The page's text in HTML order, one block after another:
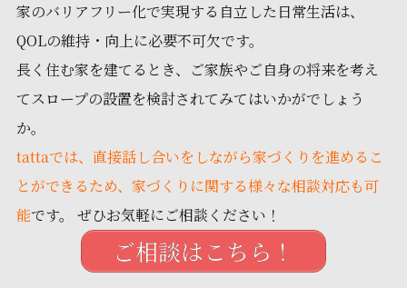
家のバリアフリー化で実現する自立した日常生活は、
QOLの維持・向上に必要不可欠です。
長く住む家を建てるとき、ご家族やご自身の将来を考え
てスロープの設置を検討されてみてはいかがでしょう
か。
tattaでは、直接話し合いをしながら家づくりを進めるこ
とができるため、家づくりに関する様々な相談対応も可
能です。 ぜひお気軽にご相談ください！
ご相談はこちら！